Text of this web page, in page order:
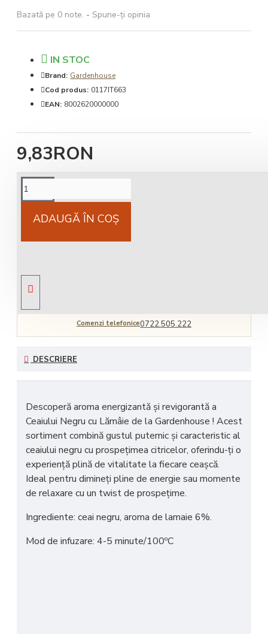
Bazată pe 0 note. - Spune-ţi opinia
9,83RON
IN STOC
Brand: Gardenhouse
Cod produs: 0117IT663
EAN: 8002620000000
ADAUGĂ ÎN COŞ
Cost livrareNational 25Lei locker 25 lei
Comenzi telefonice0722.505.222
DESCRIERE
Descoperăaroma energizantă și revigorantăa
Ceaiului Negru cu Lămâie de la Gardenhouse ! Acest
sortiment combinăgustul puternic și caracteristic al
ceaiului negru cu prospețimea citricelor, oferindu-ți o
experiență plină de vitalitate la fiecare ceașcă.
Ideal pentru dimineți pline de energie sau momente
de relaxare cu un twist de prospețime.
Ingrediente: ceai negru, aroma de lamaie 6%.
Mod de infuzare: 4-5 minute/100ºC